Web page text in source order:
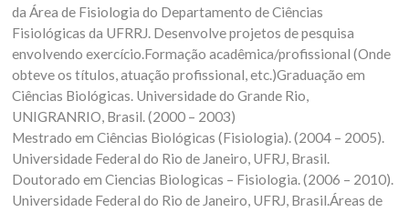
da Área de Fisiologia do Departamento de Ciências
Fisiológicas da UFRRJ. Desenvolve projetos de pesquisa
envolvendo exercício.Formação acadêmica/profissional (Onde
obteve os títulos, atuação profissional, etc.)Graduação em
Ciências Biológicas. Universidade do Grande Rio,
UNIGRANRIO, Brasil. (2000 – 2003)
Mestrado em Ciências Biológicas (Fisiologia). (2004 – 2005).
Universidade Federal do Rio de Janeiro, UFRJ, Brasil.
Doutorado em Ciencias Biologicas – Fisiologia. (2006 – 2010).
Universidade Federal do Rio de Janeiro, UFRJ, Brasil.Áreas de